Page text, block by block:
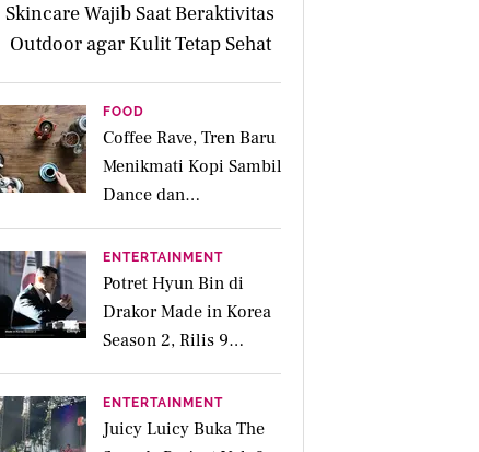
Skincare Wajib Saat Beraktivitas
Outdoor agar Kulit Tetap Sehat
FOOD
Coffee Rave, Tren Baru
Menikmati Kopi Sambil
Dance dan
Bersosialisasi
ENTERTAINMENT
Potret Hyun Bin di
Drakor Made in Korea
Season 2, Rilis 9
September Mendatang
ENTERTAINMENT
Juicy Luicy Buka The